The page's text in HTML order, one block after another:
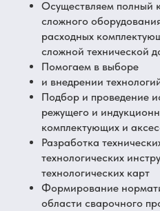
Осуществляем полный
сложного
расходных
сложной технической
Помогаем в выборе
и внедрении
Подбор и проведение
режущего и
комплектующих и
Разработка
технологических
технологических карт
Формирование
области сварочного